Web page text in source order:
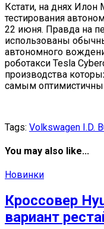
Кстати, на днях Илон
тестирования
22 июня. Правда на
использованы
автономного
роботакси Tesla
производства
самым
Tags: Volkswagen I.D.
You may also like...
Новинки
Кроссовер
вариант